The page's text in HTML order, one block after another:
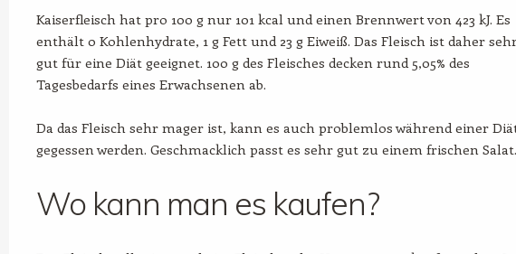
Kaiserfleisch hat pro 100 g nur 101 kcal und einen Brennwert von 423 kJ. Es
enthält 0 Kohlenhydrate, 1 g Fett und 23 g Eiweiß. Das Fleisch ist daher
gut für eine Diät geeignet. 100 g des Fleisches decken rund 5,05% des
Tagesbedarfs eines Erwachsenen ab.
Da das Fleisch sehr mager ist, kann es auch problemlos während einer
gegessen werden. Geschmacklich passt es sehr gut zu einem frischen Salat.
Wo kann man es kaufen?